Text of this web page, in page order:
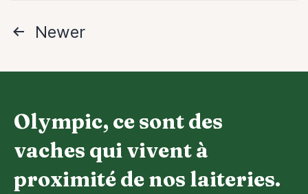
Pagination
publications
Newer
Olympic, ce sont des
vaches qui vivent à
proximité de nos laiteries.